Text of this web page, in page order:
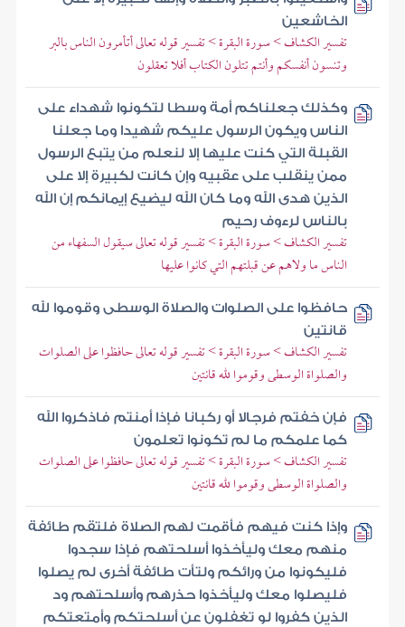
الخاشعين
تفسير الكشاف > سورة البقرة > تفسير قوله تعالى أتأمرون الناس بالبر
وتنسون أنفسكم وأنتم تتلون الكتاب أفلا تعقلون
وكذلك جعلناكم أمة وسطا لتكونوا شهداء على
الناس ويكون الرسول عليكم شهيدا وما جعلنا
القبلة التي كنت عليها إلا لنعلم من يتبع الرسول
ممن ينقلب على عقبيه وإن كانت لكبيرة إلا على
الذين هدى الله وما كان الله ليضيع إيمانكم إن الله
بالناس لرءوف رحيم
تفسير الكشاف > سورة البقرة > تفسير قوله تعالى سيقول السفهاء من
الناس ما ولاهم عن قبلتهم التي كانوا عليها
حافظوا على الصلوات والصلاة الوسطى وقوموا لله
قانتين
تفسير الكشاف > سورة البقرة > تفسير قوله تعالى حافظوا على الصلوات
والصلواة الوسطى وقوموا لله قانتين
فإن خفتم فرجالا أو ركبانا فإذا أمنتم فاذكروا الله
كما علمكم ما لم تكونوا تعلمون
تفسير الكشاف > سورة البقرة > تفسير قوله تعالى حافظوا على الصلوات
والصلواة الوسطى وقوموا لله قانتين
وإذا كنت فيهم فأقمت لهم الصلاة فلتقم طائفة
منهم معك وليأخذوا أسلحتهم فإذا سجدوا
فليكونوا من ورائكم ولتأت طائفة أخرى لم يصلوا
فليصلوا معك وليأخذوا حذرهم وأسلحتهم ود
الذين كفروا لو تغفلون عن أسلحتكم وأمتعتكم